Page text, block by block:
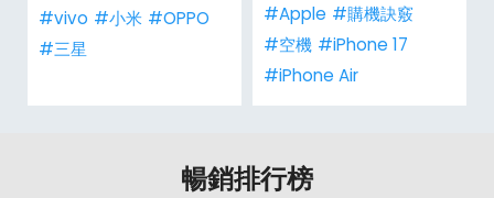
#vivo #小米 #OPPO
#三星
#Apple #購機訣竅
#空機 #iPhone 17
#iPhone Air
暢銷排行榜